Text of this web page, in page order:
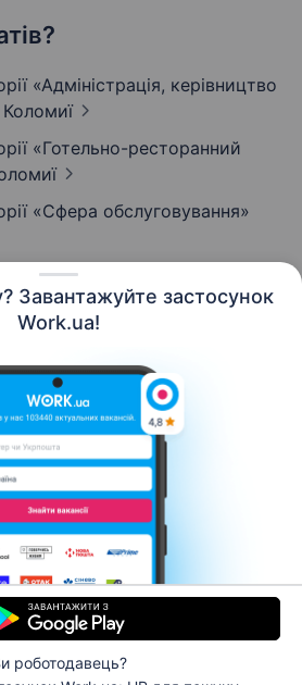
Завантажуйте застосунок
Work.ua!
роботодавець?
«Адмiнiстрацiя, керівництво
«Готельно-ресторанний
«Сфера обслуговування»
Про нас
Кар’єра
Умови використання
Сервіс пошуку роботи №1 в